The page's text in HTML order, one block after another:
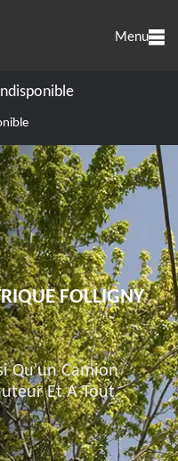
Menu
FOLLIGNY
Qu'un Camion
Et A Tout